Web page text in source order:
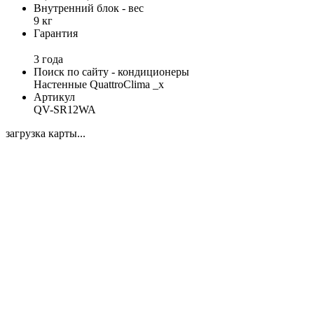
Внутренний блок - вес
9 кг
Гарантия
3 года
Поиск по сайту - кондиционеры
Настенные QuattroClima _x
Артикул
QV-SR12WA
загрузка карты...